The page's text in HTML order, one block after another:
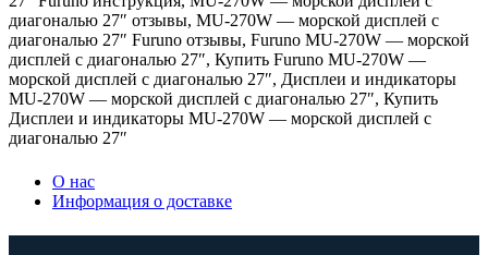
диагональю 27″ отзывы, MU-270W — морской дисплей с
диагональю 27″ Furuno отзывы, Furuno MU-270W — морской
дисплей с диагональю 27″, Купить Furuno MU-270W —
морской дисплей с диагональю 27″, Дисплеи и индикаторы
MU-270W — морской дисплей с диагональю 27″, Купить
Дисплеи и индикаторы MU-270W — морской дисплей с
диагональю 27″
О нас
Информация о доставке